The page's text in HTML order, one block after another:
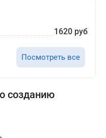
1620 руб
Посмотреть все
созданию